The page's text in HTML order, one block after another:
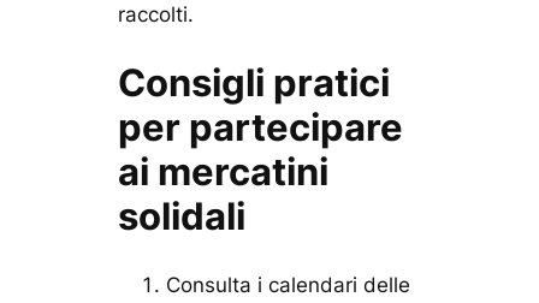
raccolti.
Consigli pratici
per partecipare
ai mercatini
solidali
Consulta i calendari delle